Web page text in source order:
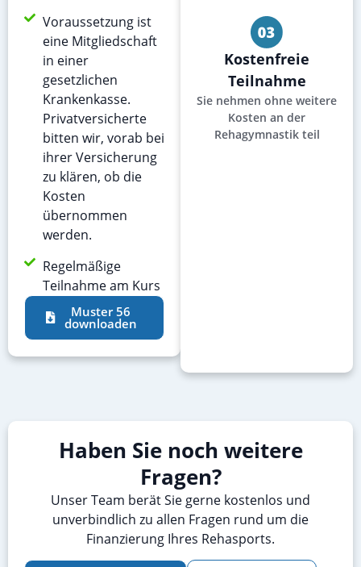
Voraussetzung ist
eine Mitgliedschaft
in einer
gesetzlichen
Krankenkasse.
Privatversicherte
bitten wir, vorab bei
ihrer Versicherung
zu klären, ob die
Kosten
übernommen
werden.
Regelmäßige
Teilnahme am Kurs
Muster 56
downloaden
Kostenfreie
Teilnahme
Sie nehmen ohne weitere
Kosten an der
Rehagymnastik teil
Haben Sie noch weitere
Fragen?
Unser Team berät Sie gerne kostenlos und
unverbindlich zu allen Fragen rund um die
Finanzierung Ihres Rehasports.